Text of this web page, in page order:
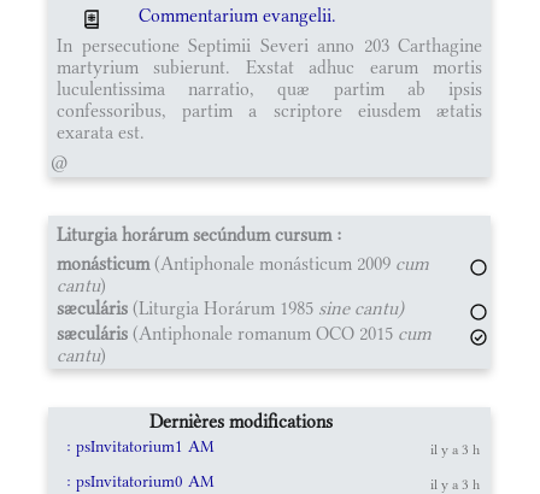
Commentarium evangelii.
In persecutione Septimii Severi anno 203 Carthagine
martyrium subierunt. Exstat adhuc earum mortis
luculentissima narratio, quæ partim ab ipsis
confessoribus, partim a scriptore eiusdem ætatis
exarata est.
@
Liturgia horárum secúndum cursum :
monásticum(Antiphonale monásticum 2009 cum
cantu)
sæculáris (Liturgia Horárum 1985 sine cantu)
sæculáris (Antiphonale romanum OCO 2015 cum
cantu)
Dernières modifications
: psInvitatorium1 AM il y a 3 h
: psInvitatorium0 AM il y a 3 h